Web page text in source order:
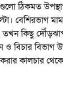
ঠিকমত
বেশিরভাগ
তখন কিছু
বিভাগ
কালচার